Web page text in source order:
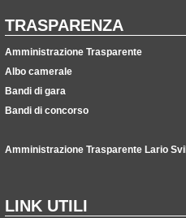
TRASPARENZA
Amministrazione Trasparente
Albo camerale
Bandi di gara
Bandi di concorso
Amministrazione Trasparente Lario
LINK UTILI